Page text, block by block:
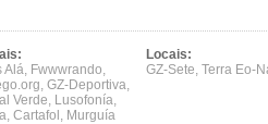
Alá, Fwwwrando,
, GZ-Deportiva,
Verde, Lusofonía,
, Cartafol , Murguía
Locais:
GZ-Sete, Terra Eo-